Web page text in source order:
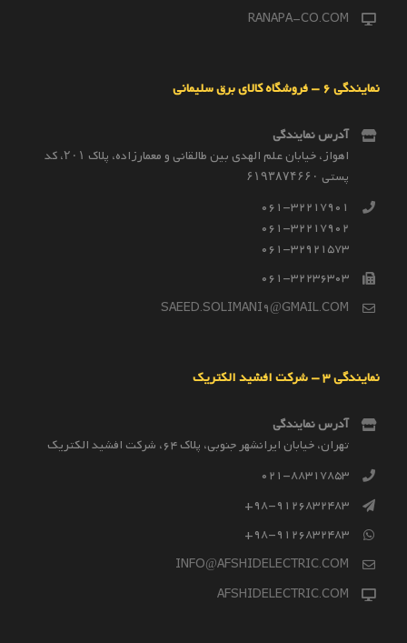
RANAPA-CO.COM
نمایندگی 6 – فروشگاه کالای برق سلیمانی
آدرس نمایندگی
اهواز، خیابان علم الهدی بین طالقانی و معمارزاده، پلاک ۲۰۱، کد
پستی ۶۱۹۳۸۷۴۶۶۰
061-32217901
061-32217902
061-32921573
061-32236303
SAEED.SOLIMANI9@GMAIL.COM
نمایندگی 3 – شرکت افشید الکتریک
آدرس نمایندگی
تهران، خیابان ایرانشهر جنوبی، پلاک 64، شرکت افشید الکتریک
021-88317853
98-9126832483+
98-9126832483+
INFO@AFSHIDELECTRIC.COM
AFSHIDELECTRIC.COM